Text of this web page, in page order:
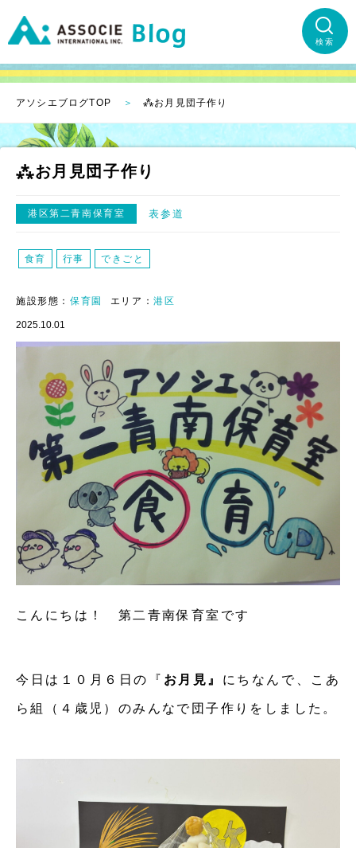
検索
アソシエブログTOP ⁂お月見団子作り
⁂お月見団子作り
港区第二青南保育室 表参道
食育 行事 できごと
施設形態： 保育園 エリア：港区
2025.10.01
こんにちは！ 第二青南保育室です
今日は１０月６日の『 お月見』 にちなんで、こあ
ら組（４歳児）のみんなで団子作りをしました。